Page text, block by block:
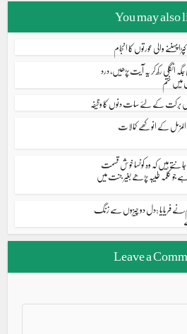
You may
پہننے والی عورتوں کا انجام
انگلی رکھ کر یہ آیت پڑھیں، درد
میں ختم
برکت کے لئے سات دنوں کا وظیفہ
کے انوکھے کمالات
ہیں کہ وہ کونسا خوش قسمت
جو کلمہ طیبہ پڑھے بغیر جنت میں
ؐنے فریایا :دل دو چیزوں سے زنگ
Leave a